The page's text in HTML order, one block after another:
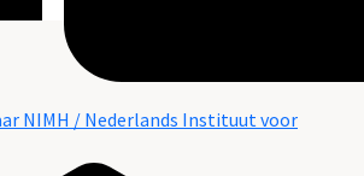
NIMH / Nederlands Instituut voor